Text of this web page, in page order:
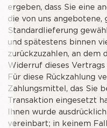
ergeben, dass Sie eine
die von uns angebotene,
Standardlieferung
und spätestens binnen
zurückzuzahlen, an dem
Widerruf dieses
Für diese Rückzahlung
Zahlungsmittel, das Sie
Transaktion eingesetzt
Ihnen wurde
vereinbart; in keinem